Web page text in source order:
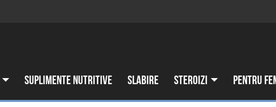
Suplimente nutritive Slabire Steroizi Pentru